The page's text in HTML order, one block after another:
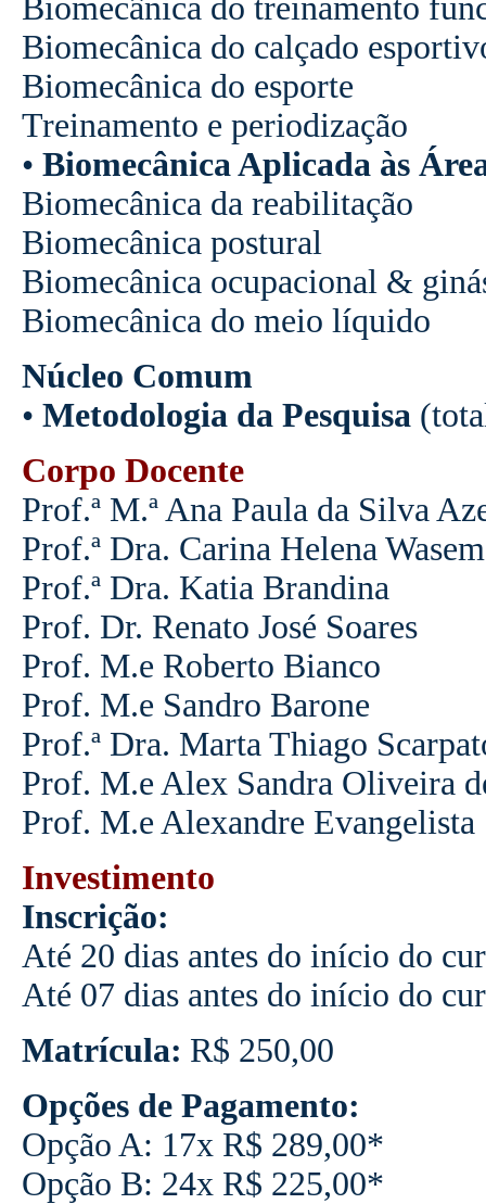
Biomecânica do treinamento
Biomecânica do calçado
Biomecânica do esporte
Treinamento e periodização
• Biomecânica Aplicada às
Biomecânica da reabilitação
Biomecânica postural
Biomecânica ocupacional &
Biomecânica do meio líquido
Núcleo Comum
• Metodologia da Pesquisa
Corpo Docente
Prof.ª M.ª Ana Paula da Silva
Prof.ª Dra. Carina Helena
Prof.ª Dra. Katia Brandina
Prof. Dr. Renato José Soares
Prof. M.e Roberto Bianco
Prof. M.e Sandro Barone
Prof.ª Dra. Marta Thiago
Prof. M.e Alex Sandra Oliveira
Prof. M.e Alexandre Evangelista
Investimento
Inscrição:
Até 20 dias antes do início do
Até 07 dias antes do início do
Matrícula: R$ 250,00
Opções de Pagamento:
Opção A: 17x R$ 289,00*
Opção B: 24x R$ 225,00*